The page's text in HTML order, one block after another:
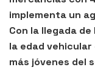
implementa un
Con la llegada
la edad vehicular
más jóvenes del